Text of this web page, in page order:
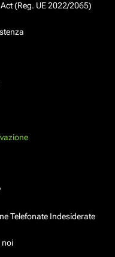
(Reg. UE 2022/2065)
Telefonate Indesiderate
noi